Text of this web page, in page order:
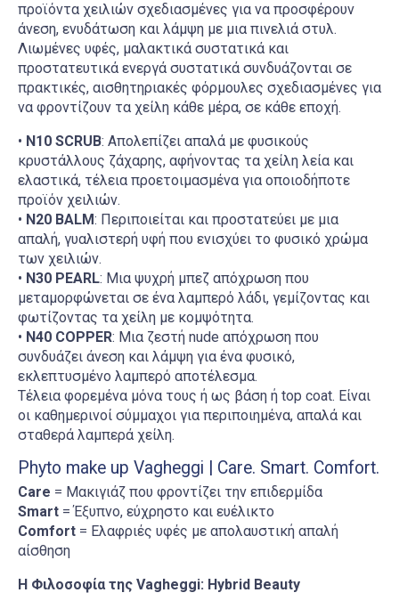
προϊόντα χειλιών σχεδιασμένες για να προσφέρουν
άνεση, ενυδάτωση και λάμψη με μια πινελιά στυλ.
Λιωμένες υφές, μαλακτικά συστατικά και
προστατευτικά ενεργά συστατικά συνδυάζονται σε
πρακτικές, αισθητηριακές φόρμουλες σχεδιασμένες για
να φροντίζουν τα χείλη κάθε μέρα, σε κάθε εποχή.
• N10 SCRUB: Απολεπίζει απαλά με φυσικούς
κρυστάλλους ζάχαρης, αφήνοντας τα χείλη λεία και
ελαστικά, τέλεια προετοιμασμένα για οποιοδήποτε
προϊόν χειλιών.
• N20 BALM: Περιποιείται και προστατεύει με μια
απαλή, γυαλιστερή υφή που ενισχύει το φυσικό χρώμα
των χειλιών.
• N30 PEARL: Μια ψυχρή μπεζ απόχρωση που
μεταμορφώνεται σε ένα λαμπερό λάδι, γεμίζοντας και
φωτίζοντας τα χείλη με κομψότητα.
• N40 COPPER: Μια ζεστή nude απόχρωση που
συνδυάζει άνεση και λάμψη για ένα φυσικό,
εκλεπτυσμένο λαμπερό αποτέλεσμα.
Τέλεια φορεμένα μόνα τους ή ως βάση ή top coat. Είναι
οι καθημερινοί σύμμαχοι για περιποιημένα, απαλά και
σταθερά λαμπερά χείλη.
Phyto make up Vagheggi | Care. Smart. Comfort.
Care = Μακιγιάζ που φροντίζει την επιδερμίδα
Smart = Έξυπνο, εύχρηστο και ευέλικτο
Comfort = Ελαφριές υφές με απολαυστική απαλή
αίσθηση
Η Φιλοσοφία της Vagheggi: Hybrid Beauty